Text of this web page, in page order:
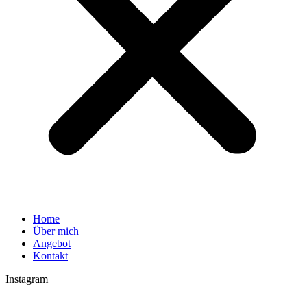
Home
Über mich
Angebot
Kontakt
Instagram